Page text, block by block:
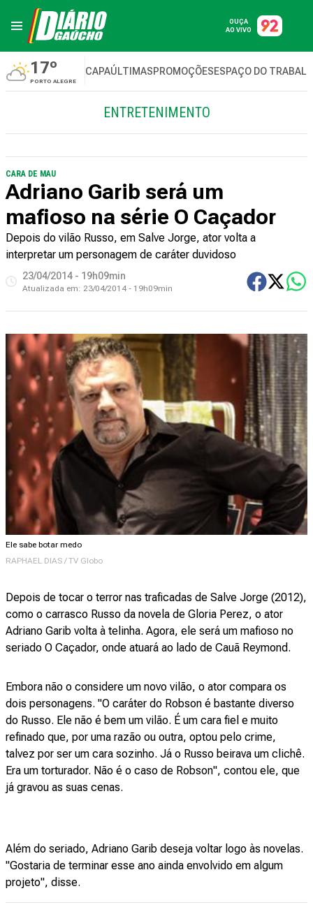
OUÇA
AO VIVO
17º
PORTO ALEGRE
CAPAÚLTIMASPROMOÇÕESESPAÇO DO
ENTRETENIMENTO
CARA DE MAU
Adriano Garib será um
mafioso na série O Caçador
Depois do vilão Russo, em Salve Jorge, ator volta a
interpretar um personagem de caráter duvidoso
23/04/2014 - 19h09min
Atualizada em: 23/04/2014 - 19h09min
Ele sabe botar medo
RAPHAEL DIAS / TV Globo
Depois de tocar o terror nas traficadas de Salve Jorge (2012),
como o carrasco Russo da novela de Gloria Perez, o ator
Adriano Garib volta à telinha. Agora, ele será um mafioso no
seriado O Caçador, onde atuará ao lado de Cauã Reymond.
Embora não o considere um novo vilão, o ator compara os
dois personagens. "O caráter do Robson é bastante diverso
do Russo. Ele não é bem um vilão. É um cara fiel e muito
refinado que, por uma razão ou outra, optou pelo crime,
talvez por ser um cara sozinho. Já o Russo beirava um clichê.
Era um torturador. Não é o caso de Robson", contou ele, que
já gravou as suas cenas.
Além do seriado, Adriano Garib deseja voltar logo às novelas.
"Gostaria de terminar esse ano ainda envolvido em algum
projeto", disse.